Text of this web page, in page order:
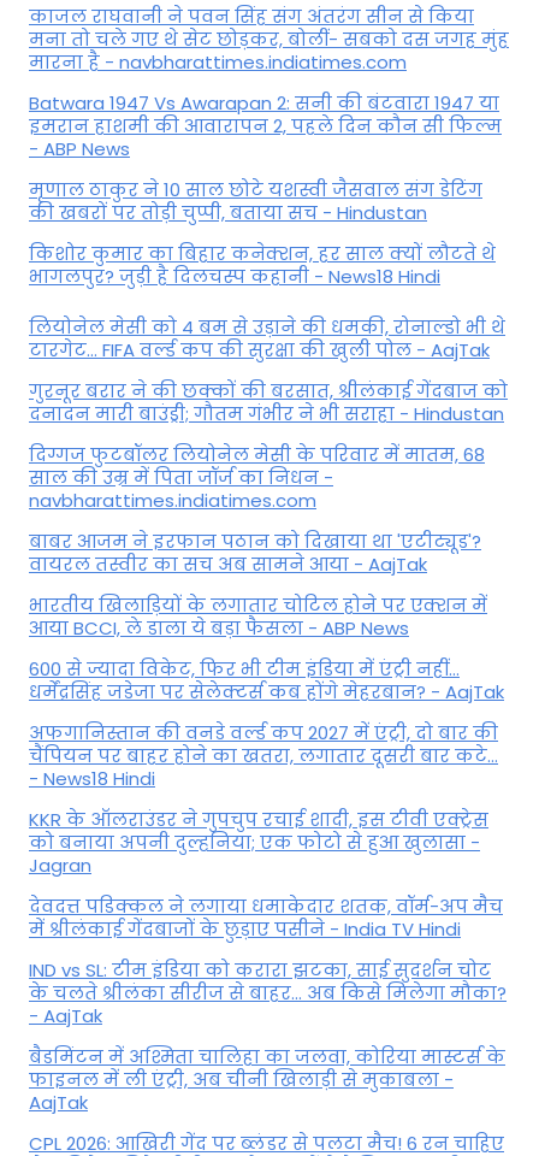
काजल राघवानी ने पवन सिंह संग अंतरंग सीन से किया
मना तो चले गए थे सेट छोड़कर, बोलीं- सबको दस जगह मुंह
मारना है - navbharattimes.indiatimes.com
Batwara 1947 Vs Awarapan 2: सनी की बंटवारा 1947 या
इमरान हाशमी की आवारापन 2, पहले दिन कौन सी फिल्म
- ABP News
मृणाल ठाकुर ने 10 साल छोटे यशस्वी जैसवाल संग डेटिंग
की खबरों पर तोड़ी चुप्पी, बताया सच - Hindustan
किशोर कुमार का बिहार कनेक्शन, हर साल क्यों लौटते थे
भागलपुर? जुड़ी है दिलचस्प कहानी - News18 Hindi
ल‍ियोनेल मेसी को 4 बम से उड़ाने की धमकी, रोनाल्डो भी थे
टारगेट... FIFA वर्ल्ड कप की सुरक्षा की खुली पोल - AajTak
गुरनूर बरार ने की छक्कों की बरसात, श्रीलंकाई गेंदबाज को
दनादन मारी बाउंड्री; गौतम गंभीर ने भी सराहा - Hindustan
दिग्गज फुटबॉलर लियोनेल मेसी के परिवार में मातम, 68
साल की उम्र में पिता जॉर्ज का निधन -
navbharattimes.indiatimes.com
बाबर आजम ने इरफान पठान को दिखाया था 'एटीट्यूड'?
वायरल तस्वीर का सच अब सामने आया - AajTak
भारतीय खिलाड़ियों के लगातार चोटिल होने पर एक्शन में
आया BCCI, ले डाला ये बड़ा फैसला - ABP News
600 से ज्यादा विकेट, फिर भी टीम इंडिया में एंट्री नहीं...
धर्मेंद्रसिंह जडेजा पर सेलेक्टर्स कब होंगे मेहरबान? - AajTak
अफगानिस्तान की वनडे वर्ल्ड कप 2027 में एंट्री, दो बार की
चैंपियन पर बाहर होने का खतरा, लगातार दूसरी बार कटे...
- News18 Hindi
KKR के ऑलराउंडर ने गुपचुप रचाई शादी, इस टीवी एक्ट्रेस
को बनाया अपनी दुल्हनिया; एक फोटो से हुआ खुलासा -
Jagran
देवदत्त पडिक्कल ने लगाया धमाकेदार शतक, वॉर्म-अप मैच
में श्रीलंकाई गेंदबाजों के छुड़ाए पसीने - India TV Hindi
IND vs SL: टीम इंड‍िया को करारा झटका, साई सुदर्शन चोट
के चलते श्रीलंका सीरीज से बाहर... अब किसे म‍िलेगा मौका?
- AajTak
बैडमिंटन में अश्मिता चालिहा का जलवा, कोरिया मास्टर्स के
फाइनल में ली एंट्री, अब चीनी खिलाड़ी से मुकाबला -
AajTak
CPL 2026: आखिरी गेंद पर ब्लंडर से पलटा मैच! 6 रन चाहिए